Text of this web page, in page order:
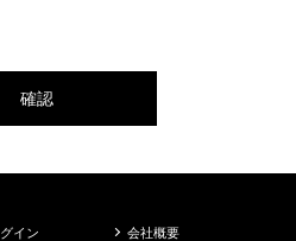
確認
イン 会社概要